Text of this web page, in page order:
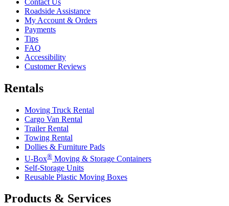
Contact Us
Roadside Assistance
My Account & Orders
Payments
Tips
FAQ
Accessibility
Customer Reviews
Rentals
Moving Truck Rental
Cargo Van Rental
Trailer Rental
Towing Rental
Dollies & Furniture Pads
U-Box® Moving & Storage Containers
Self-Storage Units
Reusable Plastic Moving Boxes
Products & Services